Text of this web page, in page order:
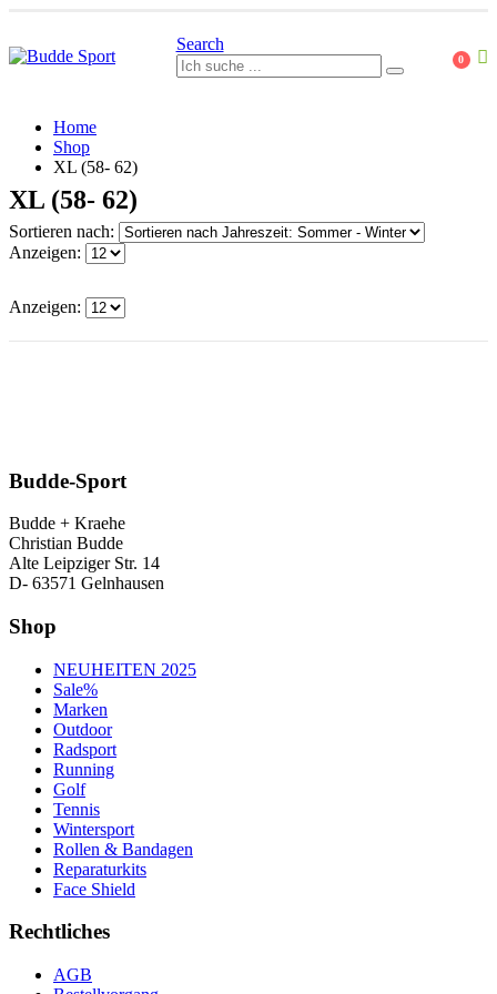
Search
0
Home
Shop
XL (58- 62)
XL (58- 62)
Sortieren nach:
Anzeigen:
Anzeigen:
Budde-Sport
Budde + Kraehe
Christian Budde
Alte Leipziger Str. 14
D- 63571 Gelnhausen
Shop
NEUHEITEN 2025
Sale%
Marken
Outdoor
Radsport
Running
Golf
Tennis
Wintersport
Rollen & Bandagen
Reparaturkits
Face Shield
Rechtliches
AGB